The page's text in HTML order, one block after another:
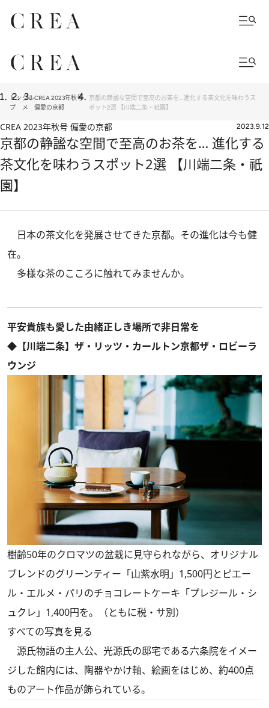
トッ
プ
グル
メ
CREA 2023年秋号
偏愛の京都
京都の静謐な空間で至高のお茶を… 進化する茶文化を味わうス
ポット2選 【川端二条・祇園】
CREA 2023年秋号 偏愛の京都 2023.9.12
京都の静謐な空間で至高のお茶を… 進化する
茶文化を味わうスポット2選 【川端二条・祇
園】
日本の茶文化を発展させてきた京都。その進化は今も健
在。
多様な茶のこころに触れてみませんか。
平安貴族も愛した由緒正しき場所で非日常を
◆【川端二条】ザ・リッツ・カールトン京都ザ・ロビーラ
ウンジ
樹齢50年のクロマツの盆栽に見守られながら、オリジナル
ブレンドのグリーンティー「山紫水明」1,500円とピエー
ル・エルメ・パリのチョコレートケーキ「プレジール・シ
ュクレ」1,400円を。（ともに税・サ別）
すべての写真を見る
源氏物語の主人公、光源氏の邸宅である六条院をイメー
ジした館内には、陶器やかけ軸、絵画をはじめ、約400点
ものアート作品が飾られている。